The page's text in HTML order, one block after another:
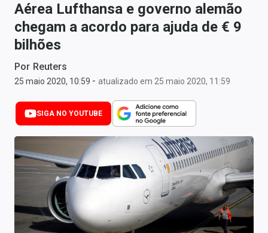
Anuncie
Últimas Notícias
Newsletters
Cotações
Comprar ou vender?
Carteiras Recomendadas
Central de Dividendos
Aérea Lufthansa e governo alemão
chegam a acordo para ajuda de € 9
bilhões
Por Reuters
25 maio 2020, 10:59 - atualizado em 25 maio 2020, 11:59
SIGA NO YOUTUBE